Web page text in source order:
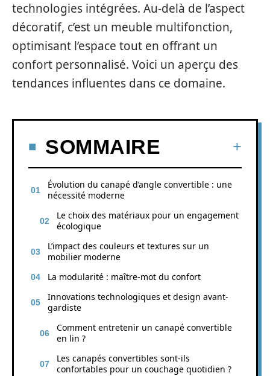
technologies intégrées. Au-delà de l’aspect
décoratif, c’est un meuble multifonction,
optimisant l’espace tout en offrant un
confort personnalisé. Voici un aperçu des
tendances influentes dans ce domaine.
SOMMAIRE
Évolution du canapé d’angle convertible : une
nécessité moderne
Le choix des matériaux pour un engagement
écologique
L’impact des couleurs et textures sur un
mobilier moderne
La modularité : maître-mot du confort
Innovations technologiques et design avant-
gardiste
Comment entretenir un canapé convertible
en lin ?
Les canapés convertibles sont-ils
confortables pour un couchage quotidien ?